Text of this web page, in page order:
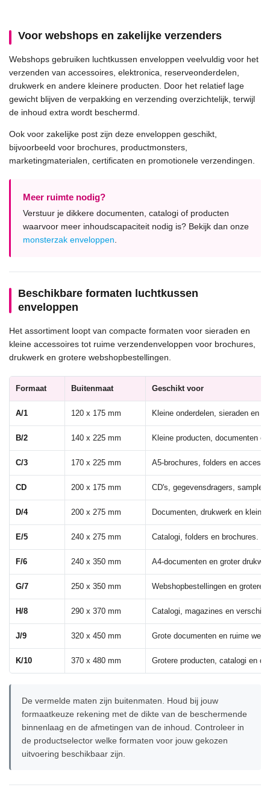
Voor webshops en zakelijke verzenders
Webshops gebruiken luchtkussen enveloppen veelvuldig voor het
verzenden van accessoires, elektronica, reserveonderdelen,
drukwerk en andere kleinere producten. Door het relatief lage
gewicht blijven de verpakking en verzending overzichtelijk, terwijl
de inhoud extra wordt beschermd.
Ook voor zakelijke post zijn deze enveloppen geschikt,
bijvoorbeeld voor brochures, productmonsters,
marketingmaterialen, certificaten en promotionele verzendingen.
Meer ruimte nodig?
Verstuur je dikkere documenten, catalogi of producten
waarvoor meer inhoudscapaciteit nodig is? Bekijk dan onze
monsterzak enveloppen.
Beschikbare formaten luchtkussen
enveloppen
Het assortiment loopt van compacte formaten voor sieraden en
kleine accessoires tot ruime verzendenveloppen voor brochures,
drukwerk en grotere webshopbestellingen.
Formaat Buitenmaat Geschikt voor
A/1 120 x 175 mm Kleine onderdelen, sieraden en
B/2 140 x 225 mm Kleine producten, documenten
C/3 170 x 225 mm A5-brochures, folders en
CD 200 x 175 mm CD's, gegevensdragers,
D/4 200 x 275 mm Documenten, drukwerk en
E/5 240 x 275 mm Catalogi, folders en brochures.
F/6 240 x 350 mm A4-documenten en groter
G/7 250 x 350 mm Webshopbestellingen en grotere
H/8 290 x 370 mm Catalogi, magazines en
J/9 320 x 450 mm Grote documenten en ruime
K/10 370 x 480 mm Grotere producten, catalogi en
De vermelde maten zijn buitenmaten. Houd bij jouw
formaatkeuze rekening met de dikte van de beschermende
binnenlaag en de afmetingen van de inhoud. Controleer in
de productselector welke formaten voor jouw gekozen
uitvoering beschikbaar zijn.